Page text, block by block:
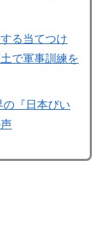
る当てつけ
で軍事訓練を
『日本びい